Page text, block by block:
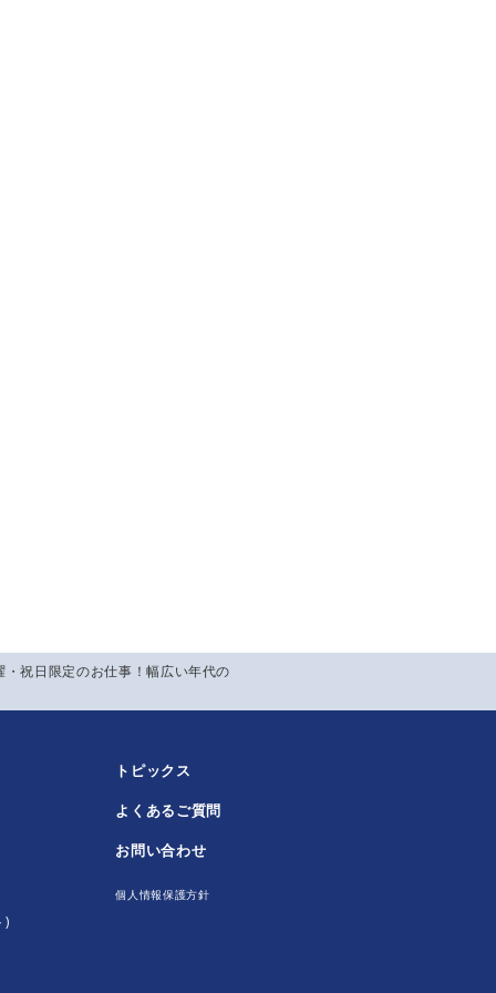
祝日限定のお仕事！幅広い年代の
)
トピックス
よくあるご質問
お問い合わせ
個人情報保護方針